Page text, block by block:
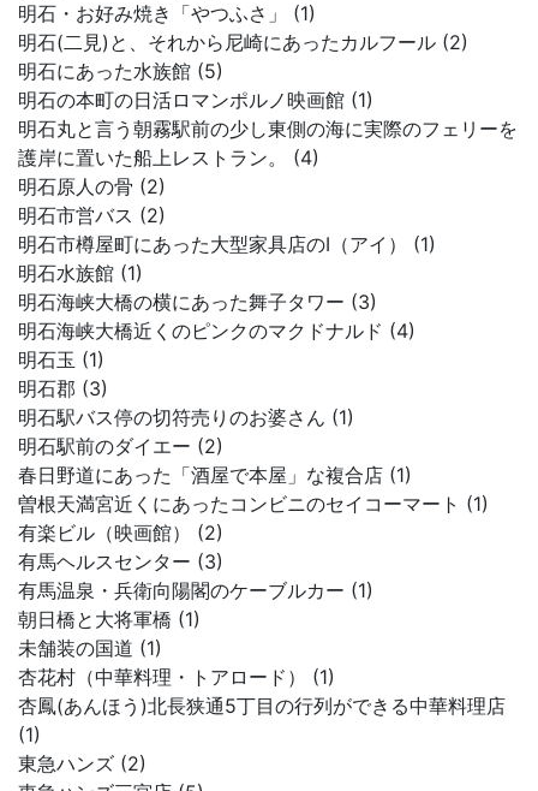
明石・お好み焼き「やつふさ」 (1)
明石(二見)と、それから尼崎にあったカルフール (2)
明石にあった水族館 (5)
明石の本町の日活ロマンポルノ映画館 (1)
明石丸と言う朝霧駅前の少し東側の海に実際のフェリーを
護岸に置いた船上レストラン。 (4)
明石原人の骨 (2)
明石市営バス (2)
明石市樽屋町にあった大型家具店のI（アイ） (1)
明石水族館 (1)
明石海峡大橋の横にあった舞子タワー (3)
明石海峡大橋近くのピンクのマクドナルド (4)
明石玉 (1)
明石郡 (3)
明石駅バス停の切符売りのお婆さん (1)
明石駅前のダイエー (2)
春日野道にあった「酒屋で本屋」な複合店 (1)
曽根天満宮近くにあったコンビニのセイコーマート (1)
有楽ビル（映画館） (2)
有馬ヘルスセンター (3)
有馬温泉・兵衛向陽閣のケーブルカー (1)
朝日橋と大将軍橋 (1)
未舗装の国道 (1)
杏花村（中華料理・トアロード） (1)
杏鳳(あんほう)北長狭通5丁目の行列ができる中華料理店
(1)
東急ハンズ (2)